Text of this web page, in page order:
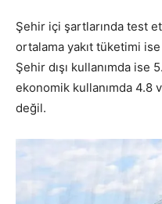
Şehir içi şartlarında test
ortalama yakıt tüketimi
Şehir dışı kullanımda
ekonomik kullanımda 4.8
değil.